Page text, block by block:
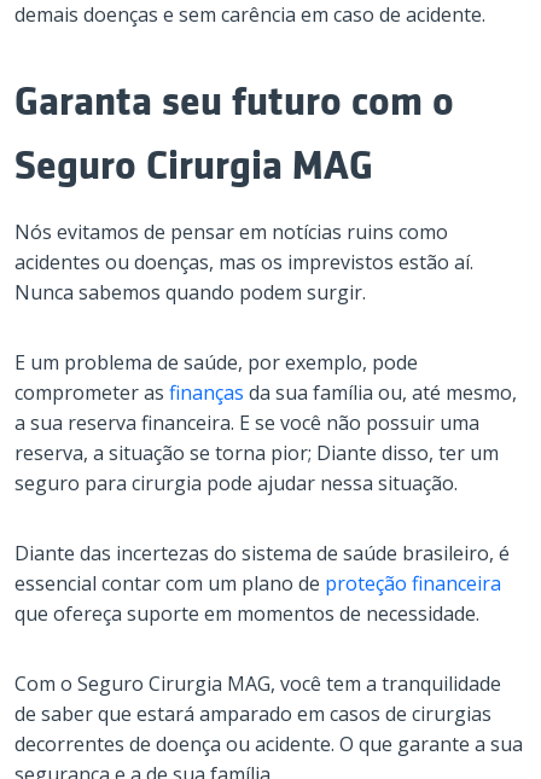
demais doenças e sem carência em caso de acidente.
Garanta seu futuro com o
Seguro Cirurgia MAG
Nós evitamos de pensar em notícias ruins como
acidentes ou doenças, mas os imprevistos estão aí.
Nunca sabemos quando podem surgir.
E um problema de saúde, por exemplo, pode
comprometer as finanças da sua família ou, até mesmo,
a sua reserva financeira. E se você não possuir uma
reserva, a situação se torna pior; Diante disso, ter um
seguro para cirurgia pode ajudar nessa situação.
Diante das incertezas do sistema de saúde brasileiro, é
essencial contar com um plano de proteção financeira
que ofereça suporte em momentos de necessidade.
Com o Seguro Cirurgia MAG, você tem a tranquilidade
de saber que estará amparado em casos de cirurgias
decorrentes de doença ou acidente. O que garante a sua